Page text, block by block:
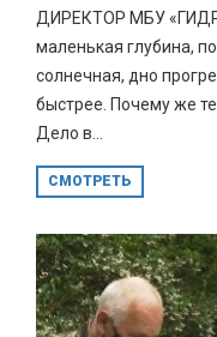
ДИРЕКТОР МБУ
маленькая глубина,
солнечная, дно
быстрее. Почему же
Дело в...
СМОТРЕТЬ